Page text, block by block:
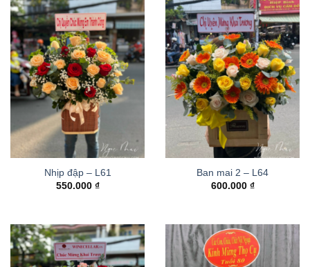
Nhịp đập – L61
550.000 ₫
Ban mai 2 – L64
600.000 ₫